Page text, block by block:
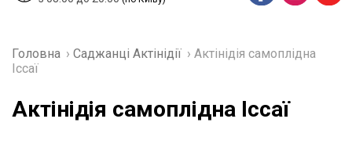
Головна › Саджанці Актінідії › Актінідія самоплідна
Іссаї
Актінідія самоплідна Іссаї